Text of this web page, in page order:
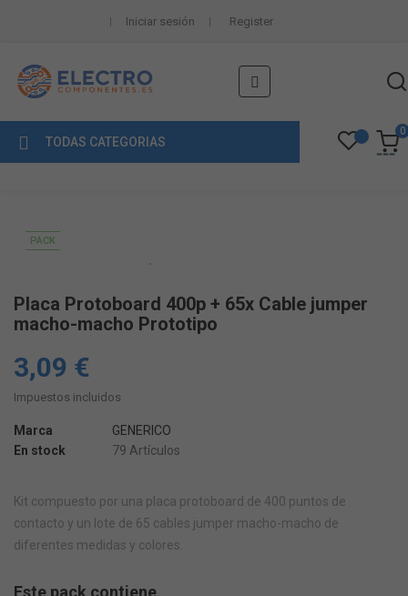
Iniciar sesión Register
Navegación
de
palanca
☰
TODAS CATEGORIAS
0
PACK
Placa Protoboard 400p + 65x Cable jumper
macho-macho Prototipo
3,09 €
Impuestos incluidos
Marca
GENERICO
En stock
79 Artículos
Kit compuesto por una placa protoboard de 400 puntos de
contacto y un lote de 65 cables jumper macho-macho de
diferentes medidas y colores.
Este pack contiene